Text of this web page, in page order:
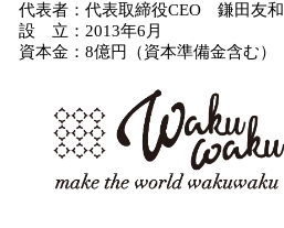
代表者：代表取締役CEO 鎌田友和
設 立：2013年6月
資本金：8億円（資本準備金含む）